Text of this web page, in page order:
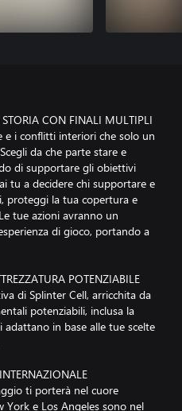
CON FINALI MULTIPLI
e i conflitti interiori che solo un
da che parte stare e
di supportare gli obiettivi
tu a decidere chi supportare e
proteggi la tua copertura e
tue azioni avranno un
di gioco, portando a
POTENZIABILE
di Splinter Cell, arricchita da
potenziabili, inclusa la
in base alle tue scelte
ti porterà nel cuore
York e Los Angeles sono nel